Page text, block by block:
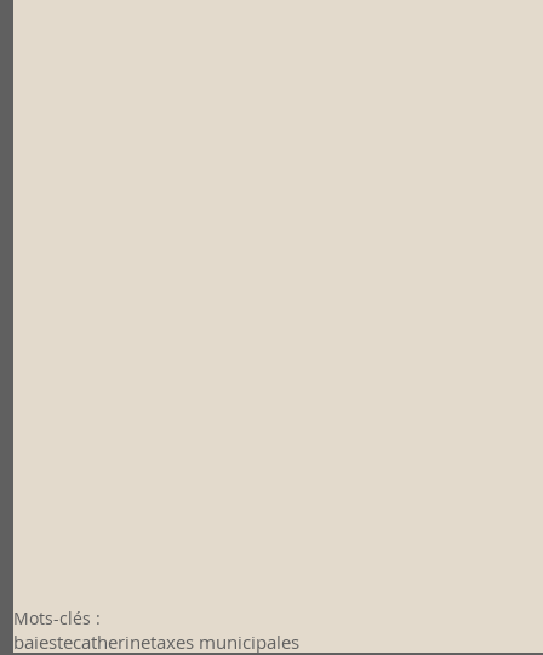
Mots-clés :
baiestecatherinetaxes municipales